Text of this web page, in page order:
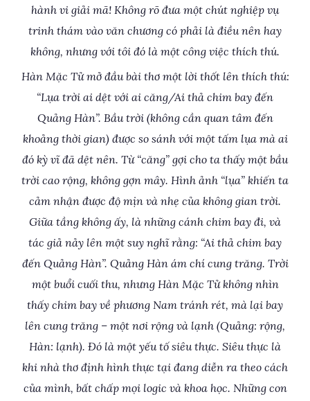
hành vi giải mã! Không rõ đưa một chút nghiệp vụ
trinh thám vào văn chương có phải là điều nên hay
không, nhưng với tôi đó là một công việc thích thú.
Hàn Mặc Tử mở đầu bài thơ một lời thốt lên thích thú:
“Lụa trời ai dệt với ai căng/Ai thả chim bay đến
Quảng Hàn”. Bầu trời (không cần quan tâm đến
khoảng thời gian) được so sánh với một tấm lụa mà ai
đó kỳ vĩ đã dệt nên. Từ “căng” gợi cho ta thấy một bầu
trời cao rộng, không gợn mây. Hình ảnh “lụa” khiến ta
cảm nhận được độ mịn và nhẹ của không gian trời.
Giữa tầng không ấy, là những cánh chim bay đi, và
tác giả nảy lên một suy nghĩ rằng: “Ai thả chim bay
đến Quảng Hàn”. Quảng Hàn ám chí cung trăng. Trời
một buổi cuối thu, nhưng Hàn Mặc Tử không nhìn
thấy chim bay về phương Nam tránh rét, mà lại bay
lên cung trăng – một nơi rộng và lạnh (Quảng: rộng,
Hàn: lạnh). Đó là một yếu tố siêu thực. Siêu thực là
khi nhà thơ định hình thực tại đang diễn ra theo cách
của mình, bất chấp mọi logic và khoa học. Những con